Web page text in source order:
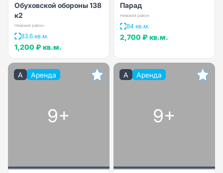
Обуховской обороны 138
к2
Невский район
83.6 кв.м.
1,200 ₽ кв.м.
Парад
Невский район
84 кв.м.
2,700 ₽ кв.м.
A Аренда
9+
A Аренда
9+